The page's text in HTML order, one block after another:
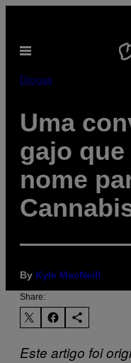
content
Open
Drogas
Uma
gajo
nome
By Kyle MacNeill
Share:
Este artigo foi